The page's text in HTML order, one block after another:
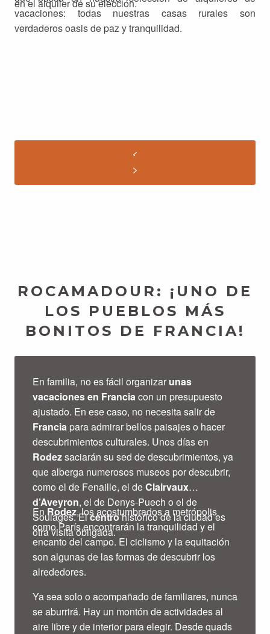
en el alquiler de su elección.
vacaciones: todas nuestras casas rurales son
verdaderos oasis de paz y tranquilidad.
ROCAMADOUR: ¡UNO DE
LOS PUEBLOS MÁS
BONITOS DE FRANCIA!
En familia, no es fácil organizar unas
vacaciones en Franciacon un presupuesto
ajustado. En ese caso, no necesita salir de
Francia para admirar bellos paisajes o hacer
descubrimientos culturales. Unos días en
Rodezsaciarán su sed de descubrimientos, ya
que alberga numerosos museos por descubrir,
como el de Fenaille, el deClairvaux
d’Aveyron, el de Denys-Puech o el de
Soulages. Elcentrohistórico de la ciudad es
otra visita obligada.
En Rodez, los acostumbrados a metrópolis
como París encontrarán la tranquilidad y el
encanto del campo. El ciclismo y la equitación
son algunas de las formas de descubrir los
alrededores.
Ya sea solo o acompañado de familiares, nunca
se aburrirá. Hay un montón de actividades al
aire libre y de interior para elegir. Desde quads